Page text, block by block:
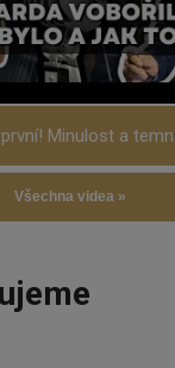
Minulost a
Všechna videa »